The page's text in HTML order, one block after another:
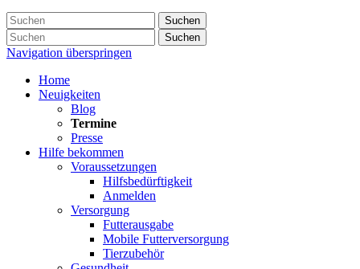
Suchen
Suchen
Navigation überspringen
Home
Neuigkeiten
Blog
Termine
Presse
Hilfe bekommen
Voraussetzungen
Hilfsbedürftigkeit
Anmelden
Versorgung
Futterausgabe
Mobile Futterversorgung
Tierzubehör